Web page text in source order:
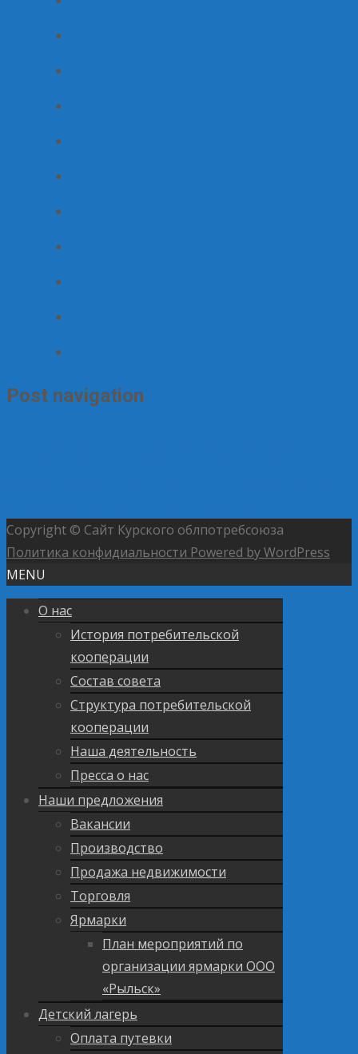
Post navigation
Copyright © Сайт Курского облпотребсоюза
Политика конфидиальности Powered by WordPress
MENU
О нас
История потребительской
кооперации
Состав совета
Структура потребительской
кооперации
Наша деятельность
Пресса о нас
Наши предложения
Вакансии
Производство
Продажа недвижимости
Торговля
Ярмарки
План мероприятий по
организации ярмарки ООО
«Рыльск»
Детский лагерь
Оплата путевки